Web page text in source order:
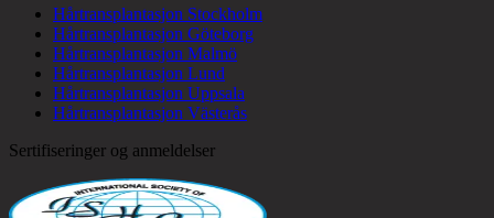
Hårtransplantasjon Stockholm
Hårtransplantasjon Göteborg
Hårtransplantasjon Malmö
Hårtransplantasjon Lund
Hårtransplantasjon Uppsala
Hårtransplantasjon Västerås
Sertifiseringer og anmeldelser